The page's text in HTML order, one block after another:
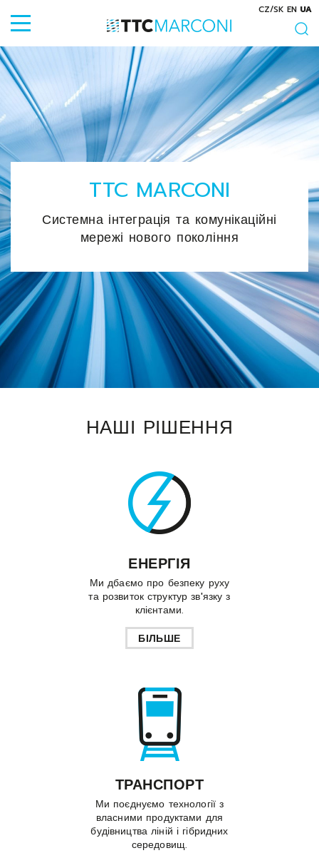
CZ/SK EN UA
TTC MARCONI
Системна інтеграція та комунікаційні
мережі нового покоління
НАШІ РІШЕННЯ
ЕНЕРГІЯ
Ми дбаємо про безпеку руху
та розвиток структур зв'язку з
клієнтами.
БІЛЬШЕ
ТРАНСПОРТ
Ми поєднуємо технології з
власними продуктами для
будівництва ліній і гібридних
середовищ.